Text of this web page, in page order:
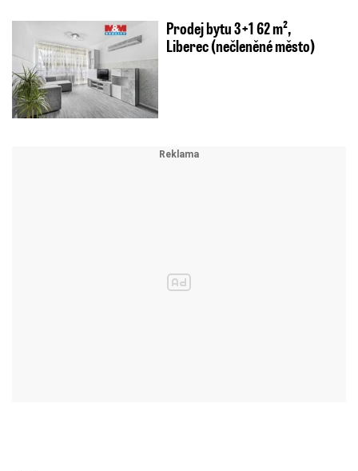
Prodej bytu 3+1 62 m²,
Liberec (nečleněné město)